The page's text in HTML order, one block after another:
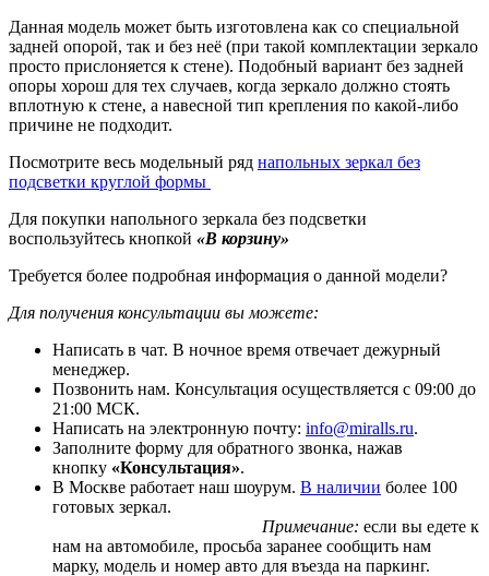
Данная модель может быть изготовлена как со специальной
задней опорой, так и без неё (при такой комплектации зеркало
просто прислоняется к стене). Подобный вариант без задней
опоры хорош для тех случаев, когда зеркало должно стоять
вплотную к стене, а навесной тип крепления по какой-либо
причине не подходит.
Посмотрите весь модельный ряд напольных зеркал без
подсветки круглой формы
Для покупки напольного зеркала без подсветки
воспользуйтесь кнопкой «В корзину»
Требуется более подробная информация о данной модели?
Для получения консультации вы можете:
Написать в чат. В ночное время отвечает дежурный
менеджер.
Позвонить нам. Консультация осуществляется с 09:00 до
21:00 МСК.
Написать на электронную почту: info@miralls.ru.
Заполните форму для обратного звонка, нажав
кнопку «Консультация».
В Москве работает наш шоурум. В наличии более 100
готовых зеркал.
Примечание: если вы едете к
нам на автомобиле, просьба заранее сообщить нам
марку, модель и номер авто для въезда на паркинг.